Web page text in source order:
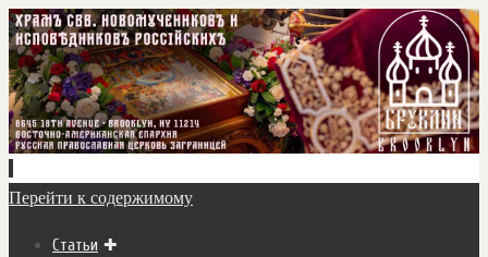
Перейти к содержимому
Статьи